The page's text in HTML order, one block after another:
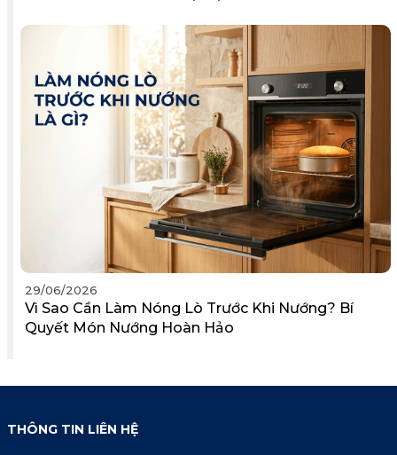
29/06/2026
Vì Sao Cần Làm Nóng Lò Trước Khi Nướng? Bí
Quyết Món Nướng Hoàn Hảo
THÔNG TIN LIÊN HỆ